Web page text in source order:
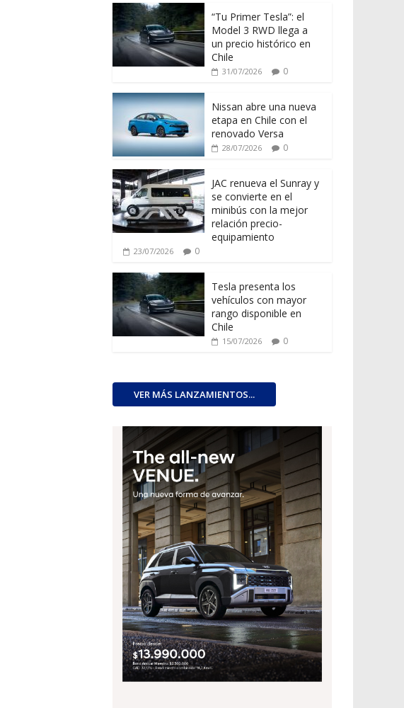
“Tu Primer Tesla”: el
Model 3 RWD llega a
un precio histórico en
Chile
31/07/2026 0
Nissan abre una nueva
etapa en Chile con el
renovado Versa
28/07/2026 0
JAC renueva el Sunray y
se convierte en el
minibús con la mejor
relación precio-
equipamiento
23/07/2026 0
Tesla presenta los
vehículos con mayor
rango disponible en
Chile
15/07/2026 0
VER MÁS LANZAMIENTOS...